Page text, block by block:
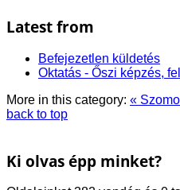
Latest from
Befejezetlen küldetés
Oktatás - Őszi képzés,
More in this category: «
back to top
Ki olvas épp minket?